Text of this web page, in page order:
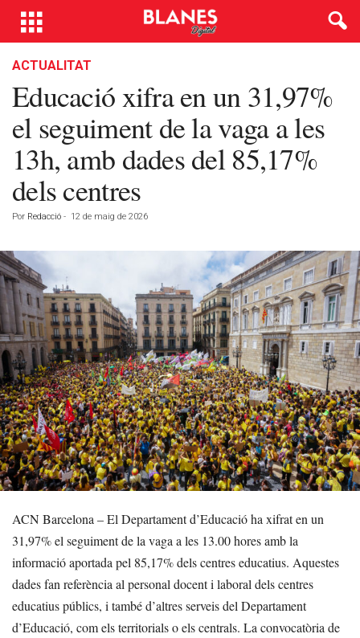
ACTUALITAT
Educació xifra en un 31,97%
el seguiment de la vaga a les
13h, amb dades del 85,17%
dels centres
Por Redacció - 12 de maig de 2026
ACN Barcelona – El Departament d’Educació ha xifrat en un
31,97% el seguiment de la vaga a les 13.00 hores amb la
informació aportada pel 85,17% dels centres educatius. Aquestes
dades fan referència al personal docent i laboral dels centres
educatius públics, i també d’altres serveis del Departament
d’Educació, com els territorials o els centrals. La convocatòria de